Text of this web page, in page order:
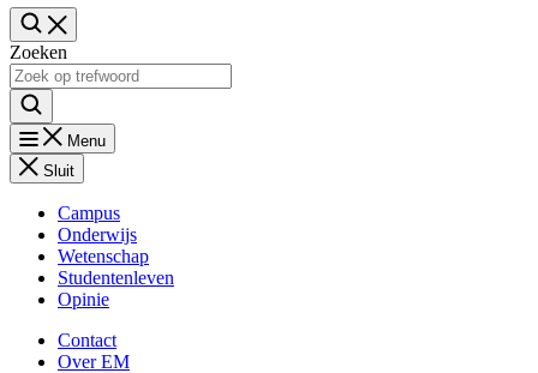
Zoeken
Menu
Sluit
Campus
Onderwijs
Wetenschap
Studentenleven
Opinie
Contact
Over EM